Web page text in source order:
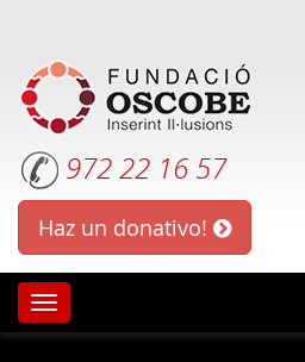
972 22 16 57
Haz un donativo!
Oscobe